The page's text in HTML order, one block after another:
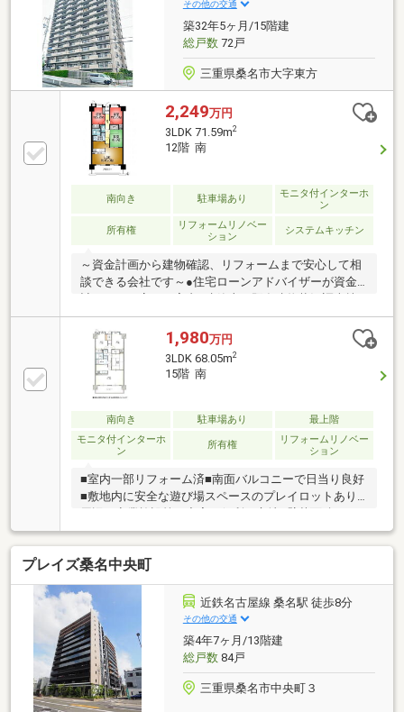
その他の交通
築32年5ヶ月/15階建
総戸数72戸
三重県桑名市大字東方
2,249万円
3LDK 71.59m2
12階 南
南向き 駐車場あり
モニタ付インターホ
ン
所有権
リフォームリノベー
ション
システムキッチン
～資金計画から建物確認、リフォームまで安心して相
談できる会社です～●住宅ローンアドバイザーが資金
計画から丁寧にご案内●建築士、既存建物状況調査技
術者（インスペクション資格保有者）が物件をご案内
●中古住宅のメリットだけでなく注意点もわかりやす
く説明●自社施工による高品質・低価格のリフォーム
提案、工事まで対応可●火災保険のご相談も可能
1,980万円
3LDK 68.05m2
15階 南
南向き 駐車場あり
最上階
モニタ付インターホ
ン
所有権
リフォームリノベー
ション
■室内一部リフォーム済■南面バルコニーで日当り良好
■敷地内に安全な遊び場スペースのプレイロットあり■
周辺に商業施設等が充実で便利な立地※壁芯面積：
71.59㎡（21.65坪）※ペット飼育不可（小鳥等観賞用動
物・盲導犬は除く。使用細則による。）
プレイズ桑名中央町
近鉄名古屋線 桑名駅 徒歩8分
その他の交通
築4年7ヶ月/13階建
総戸数84戸
三重県桑名市中央町３